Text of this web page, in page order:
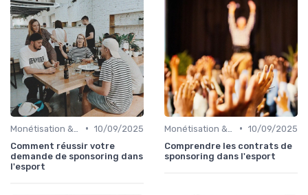
• 10/09/2025
Comment réussir votre
demande de sponsoring dans
l'esport
• 10/09/2025
Comprendre les contrats de
sponsoring dans l'esport